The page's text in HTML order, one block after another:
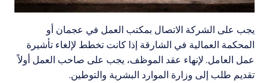
يجب على الشركة الاتصال بمكتب العمل في عجمان أو
المحكمة العمالية في الشارقة إذا كانت تخطط لإلغاء تأشيرة
عمل العامل. لإنهاء عقد الموظف، يجب على صاحب العمل أولاً
تقديم طلب إلى وزارة الموارد البشرية والتوطين.